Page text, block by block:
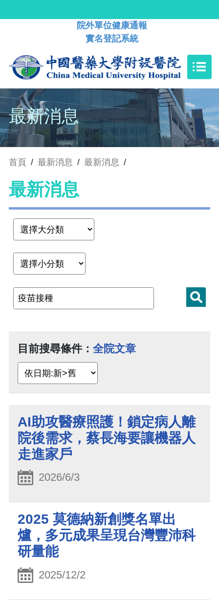
院外單位健康通報
實名登記系統
最新消息
首頁 / 最新消息 / 最新消息 /
最新消息
目前搜尋條件： 全院文章
AI助攻醫療照護！鎖定病人離
院後需求，蔡長海要讓機器人
走進家戶
2026/6/3
2025 莫德納新創獎名單出
爐，多元成果呈現台灣豐沛科
研量能
2025/12/2